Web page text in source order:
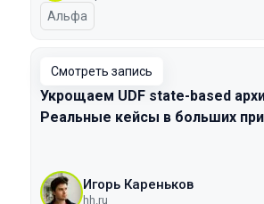
Альфа
Смотреть запись
Укрощаем UDF state-based
Реальные кейсы в больших
Игорь Кареньков
hh.ru